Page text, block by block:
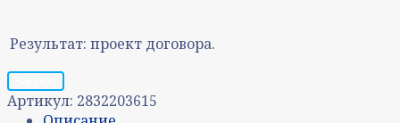
Результат: проект договора.
Артикул: 2832203615